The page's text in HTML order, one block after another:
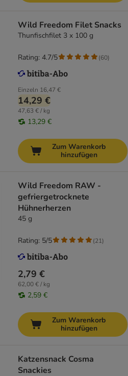
Wild Freedom Filet Snacks
Thunfischfilet 3 x 100 g
Einzeln 16,47 €
14,29 €
47,63 € / kg
13,29 €
Rating: 4.7/5 (60)
Zum Warenkorb
hinzufügen
Wild Freedom RAW -
gefriergetrocknete
Hühnerherzen
45 g
2,79 €
62,00 € / kg
2,59 €
Rating: 5/5 (21)
Zum Warenkorb
hinzufügen
Katzensnack Cosma
Snackies